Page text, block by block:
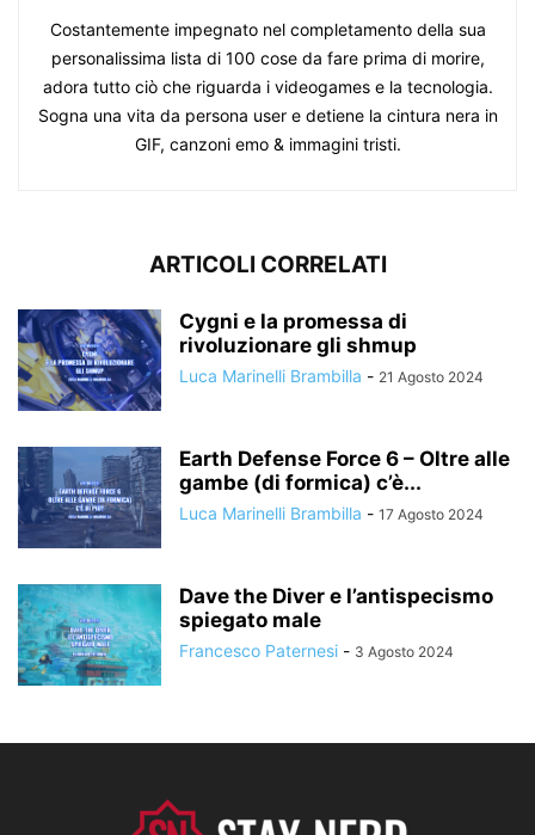
Costantemente impegnato nel completamento della sua
personalissima lista di 100 cose da fare prima di morire,
adora tutto ciò che riguarda i videogames e la tecnologia.
Sogna una vita da persona user e detiene la cintura nera in
GIF, canzoni emo & immagini tristi.
ARTICOLI CORRELATI
Cygni e la promessa di
rivoluzionare gli shmup
Luca Marinelli Brambilla - 21 Agosto 2024
Earth Defense Force 6 – Oltre alle
gambe (di formica) c’è...
Luca Marinelli Brambilla - 17 Agosto 2024
Dave the Diver e l’antispecismo
spiegato male
Francesco Paternesi - 3 Agosto 2024